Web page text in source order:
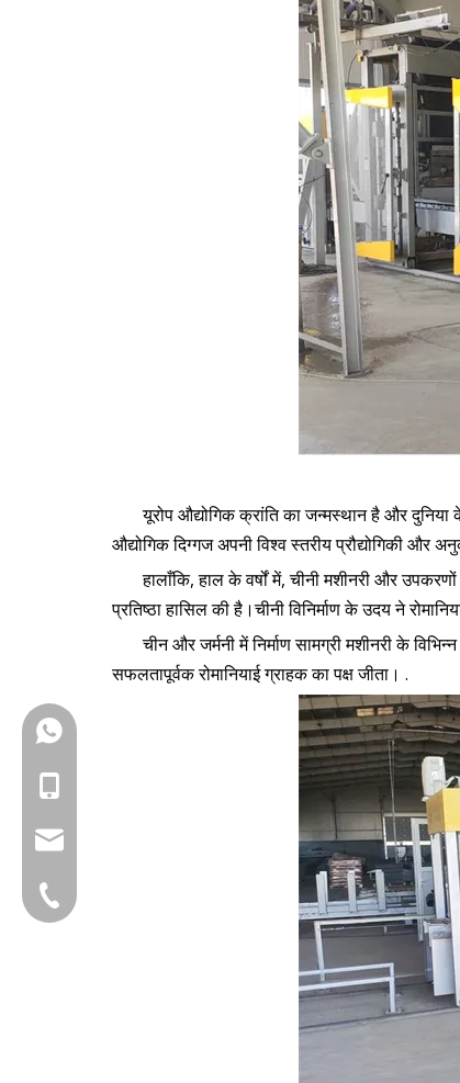
यूरोप औद्योगिक क्रांति का जन्मस्थान है और
औद्योगिक दिग्गज अपनी विश्व स्तरीय प्रौद्योगिकी
हालाँकि, हाल के वर्षों में, चीनी मशीनरी और
प्रतिष्ठा हासिल की है।चीनी विनिर्माण के उदय ने
चीन और जर्मनी में निर्माण सामग्री मशीनरी के
सफलतापूर्वक रोमानियाई ग्राहक का पक्ष जीता। .